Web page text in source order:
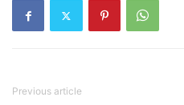
Previous article